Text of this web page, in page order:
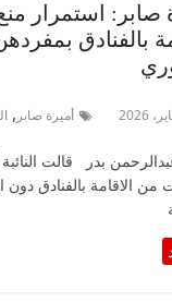
صابر: استمرار
بالفنادق
أميرة صابر ,
بدر قالت
من الاقامة بالفنادق